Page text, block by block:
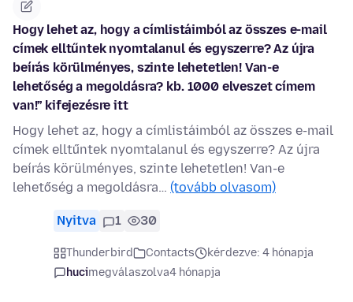
Hogy lehet az, hogy a címlistáimból az összes e-mail
címek elltűntek nyomtalanul és egyszerre? Az újra
beírás körülményes, szinte lehetetlen! Van-e
lehetőség a megoldásra? kb. 1000 elveszet címem
van!” kifejezésre itt
Hogy lehet az, hogy a címlistáimból az összes e-mail
címek elltűntek nyomtalanul és egyszerre? Az újra
beírás körülményes, szinte lehetetlen! Van-e
lehetőség a megoldásra… (tovább olvasom)
Nyitva 1 30
Thunderbird Contacts
kérdezve: 4 hónapja
hucimegválaszolva4 hónapja